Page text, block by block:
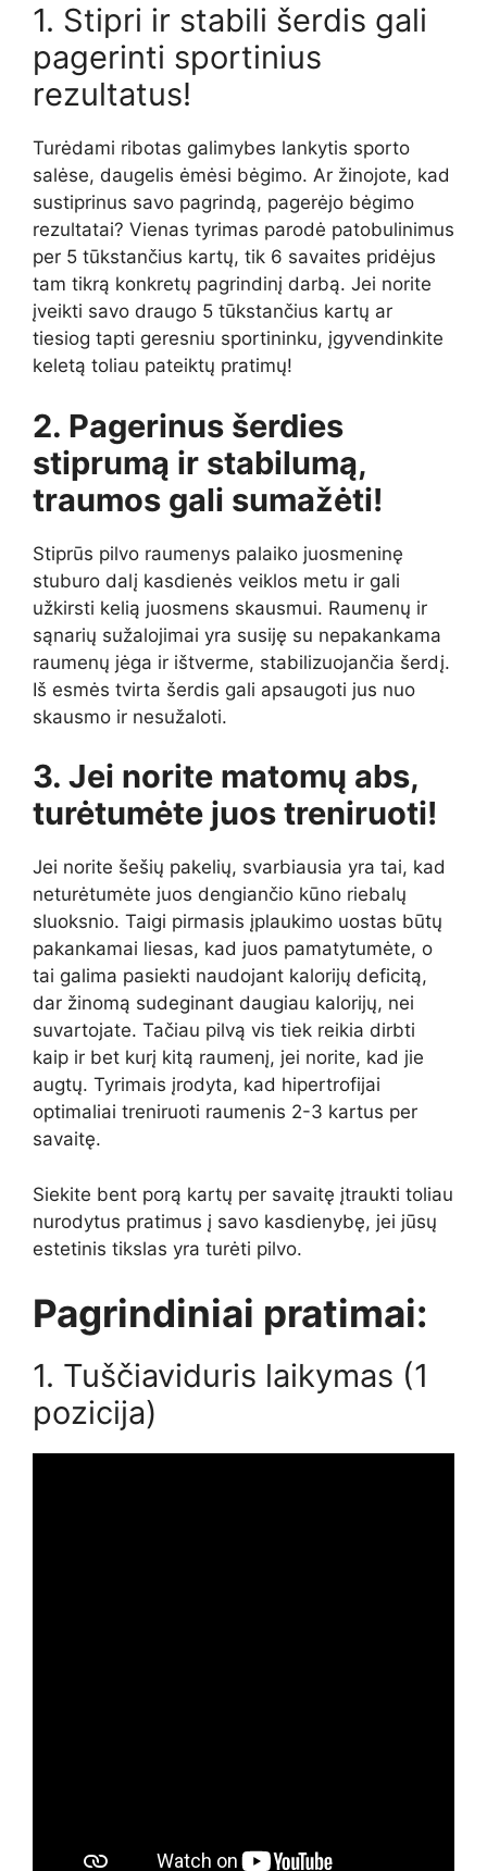
1. Stipri ir stabili šerdis gali
pagerinti sportinius
rezultatus!
Turėdami ribotas galimybes lankytis sporto
salėse, daugelis ėmėsi bėgimo. Ar žinojote, kad
sustiprinus savo pagrindą, pagerėjo bėgimo
rezultatai? Vienas tyrimas parodė patobulinimus
per 5 tūkstančius kartų, tik 6 savaites pridėjus
tam tikrą konkretų pagrindinį darbą. Jei norite
įveikti savo draugo 5 tūkstančius kartų ar
tiesiog tapti geresniu sportininku, įgyvendinkite
keletą toliau pateiktų pratimų!
2. Pagerinus šerdies
stiprumą ir stabilumą,
traumos gali sumažėti!
Stiprūs pilvo raumenys palaiko juosmeninę
stuburo dalį kasdienės veiklos metu ir gali
užkirsti kelią juosmens skausmui. Raumenų ir
sąnarių sužalojimai yra susiję su nepakankama
raumenų jėga ir ištverme, stabilizuojančia šerdį.
Iš esmės tvirta šerdis gali apsaugoti jus nuo
skausmo ir nesužaloti.
3. Jei norite matomų abs,
turėtumėte juos treniruoti!
Jei norite šešių pakelių, svarbiausia yra tai, kad
neturėtumėte juos dengiančio kūno riebalų
sluoksnio. Taigi pirmasis įplaukimo uostas būtų
pakankamai liesas, kad juos pamatytumėte, o
tai galima pasiekti naudojant kalorijų deficitą,
dar žinomą sudeginant daugiau kalorijų, nei
suvartojate. Tačiau pilvą vis tiek reikia dirbti
kaip ir bet kurį kitą raumenį, jei norite, kad jie
augtų. Tyrimais įrodyta, kad hipertrofijai
optimaliai treniruoti raumenis 2-3 kartus per
savaitę.
Siekite bent porą kartų per savaitę įtraukti toliau
nurodytus pratimus į savo kasdienybę, jei jūsų
estetinis tikslas yra turėti pilvo.
Pagrindiniai pratimai:
1. Tuščiaviduris laikymas (1
pozicija)